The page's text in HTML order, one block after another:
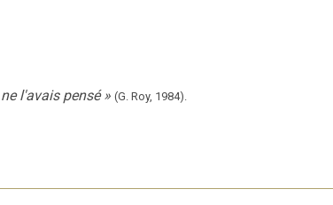
l'avais pensé » (G. Roy, 1984).